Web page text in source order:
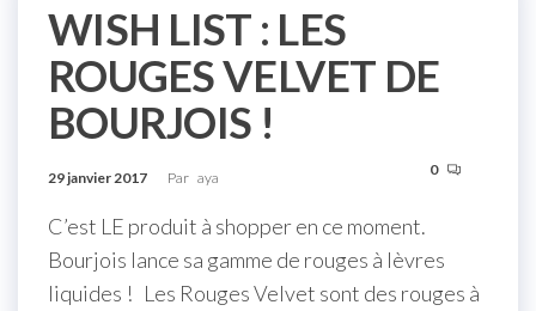
WISH LIST : LES
ROUGES VELVET DE
BOURJOIS !
29 janvier 2017 Par aya 0
C’est LE produit à shopper en ce moment.
Bourjois lance sa gamme de rouges à lèvres
liquides ! Les Rouges Velvet sont des rouges à